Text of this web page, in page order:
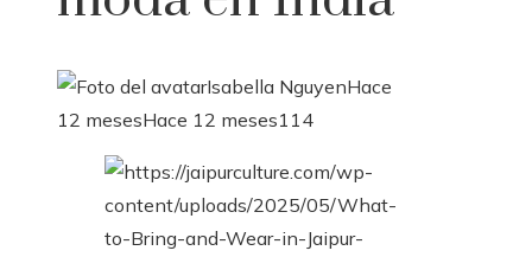
Isabella NguyenHace
12 mesesHace 12 meses114